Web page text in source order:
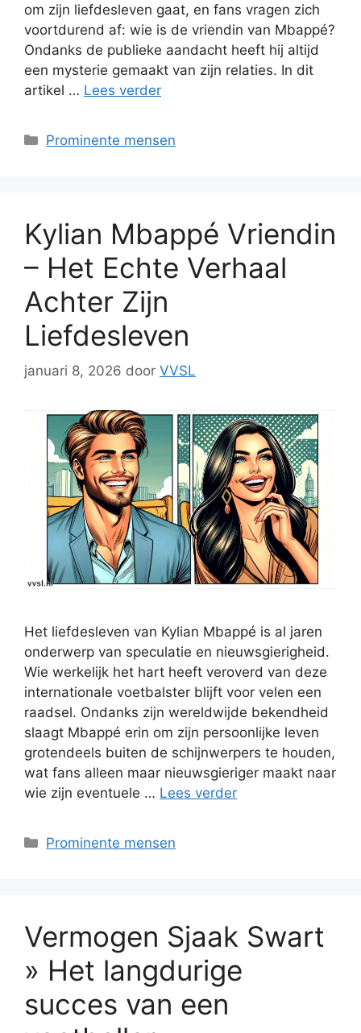
om zijn liefdesleven gaat, en fans vragen zich
voortdurend af: wie is de vriendin van Mbappé?
Ondanks de publieke aandacht heeft hij altijd
een mysterie gemaakt van zijn relaties. In dit
artikel … Lees verder
Categorieën
Prominente mensen
Kylian Mbappé Vriendin
– Het Echte Verhaal
Achter Zijn
Liefdesleven
januari 8, 2026 door VVSL
Het liefdesleven van Kylian Mbappé is al jaren
onderwerp van speculatie en nieuwsgierigheid.
Wie werkelijk het hart heeft veroverd van deze
internationale voetbalster blijft voor velen een
raadsel. Ondanks zijn wereldwijde bekendheid
slaagt Mbappé erin om zijn persoonlijke leven
grotendeels buiten de schijnwerpers te houden,
wat fans alleen maar nieuwsgieriger maakt naar
wie zijn eventuele … Lees verder
Categorieën
Prominente mensen
Vermogen Sjaak Swart
» Het langdurige
succes van een